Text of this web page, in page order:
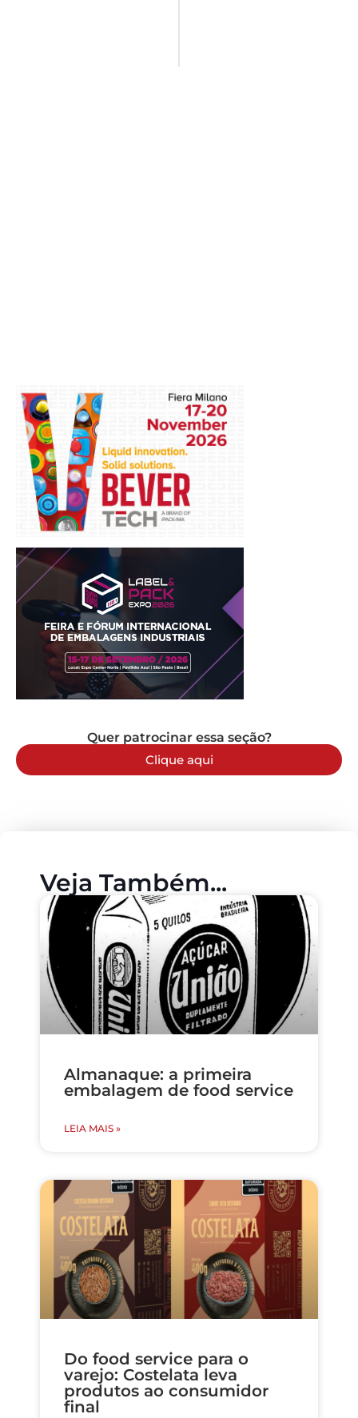
Quer patrocinar essa seção?
Clique aqui
Veja Também...
Almanaque: a primeira
embalagem de food service
LEIA MAIS »
Do food service para o
varejo: Costelata leva
produtos ao consumidor
final